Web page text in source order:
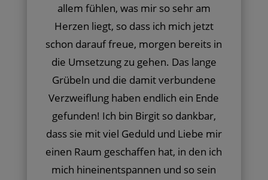
allem fühlen, was mir so sehr am
Herzen liegt, so dass ich mich jetzt
schon darauf freue, morgen bereits in
die Umsetzung zu gehen. Das lange
Grübeln und die damit verbundene
Verzweiflung haben endlich ein Ende
gefunden! Ich bin Birgit so dankbar,
dass sie mit viel Geduld und Liebe mir
einen Raum geschaffen hat, in den ich
mich hineinentspannen und so sein